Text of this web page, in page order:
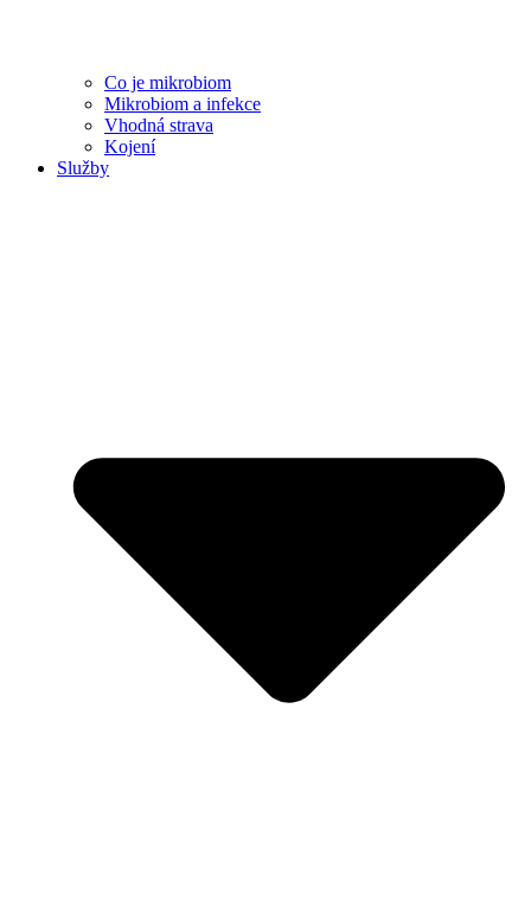
Co je mikrobiom
Mikrobiom a infekce
Vhodná strava
Kojení
Služby